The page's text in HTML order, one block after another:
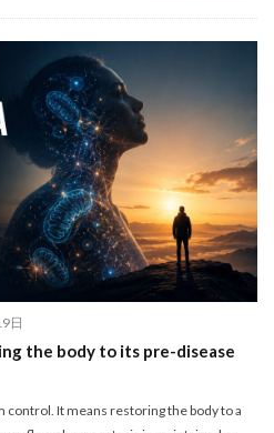
日
the body to its pre-disease
It means restoring the body to a